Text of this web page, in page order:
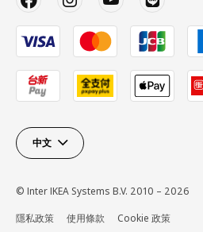
中文
© Inter IKEA Systems B.V. 2010 – 2026
隱私政策
使用條款 Cookie 政策